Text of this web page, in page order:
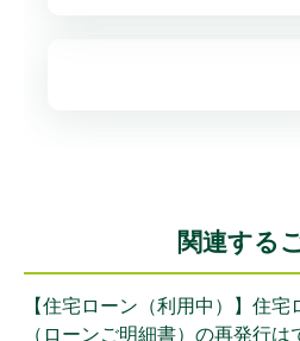
関連する
【住宅ローン（利用中）】住
（ローンご明細書）の再発行は